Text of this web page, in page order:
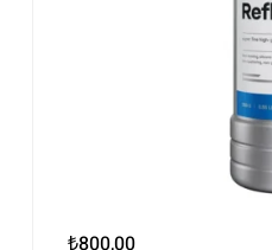
₺800,00